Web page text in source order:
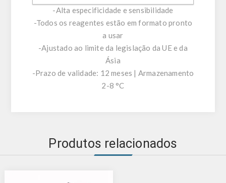
-Alta especificidade e sensibilidade
-Todos os reagentes estão em formato pronto
a usar
-Ajustado ao limite da legislação da UE e da
Ásia
-Prazo de validade: 12 meses | Armazenamento
2-8 °C
Produtos relacionados